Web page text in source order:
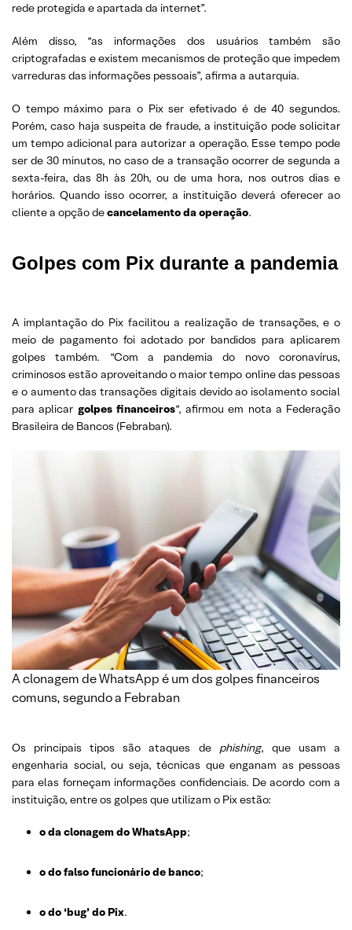
rede protegida e apartada da internet”.
Além disso, “as informações dos usuários também são
criptografadas e existem mecanismos de proteção que impedem
varreduras das informações pessoais”, afirma a autarquia.
O tempo máximo para o Pix ser efetivado é de 40 segundos.
Porém, caso haja suspeita de fraude, a instituição pode solicitar
um tempo adicional para autorizar a operação. Esse tempo pode
ser de 30 minutos, no caso de a transação ocorrer de segunda a
sexta-feira, das 8h às 20h, ou de uma hora, nos outros dias e
horários. Quando isso ocorrer, a instituição deverá oferecer ao
cliente a opção decancelamento da operação.
Golpes com Pix durante a pandemia
A implantação do Pix facilitou a realização de transações, e o
meio de pagamento foi adotado por bandidos para aplicarem
golpes também. “Com a pandemia do novo coronavírus,
criminosos estão aproveitando o maior tempo online das pessoas
e o aumento das transações digitais devido ao isolamento social
para aplicar golpes financeiros“, afirmou em nota a Federação
Brasileira de Bancos (Febraban).
A clonagem de WhatsApp é um dos golpes financeiros
comuns, segundo a Febraban
Os principais tipos são ataques de phishing, que usam a
engenharia social, ou seja, técnicas que enganam as pessoas
para elas forneçam informações confidenciais. De acordo com a
instituição, entre os golpes que utilizam o Pix estão:
o da clonagem do WhatsApp;
o do falso funcionário de banco;
o do ‘bug’ do Pix.